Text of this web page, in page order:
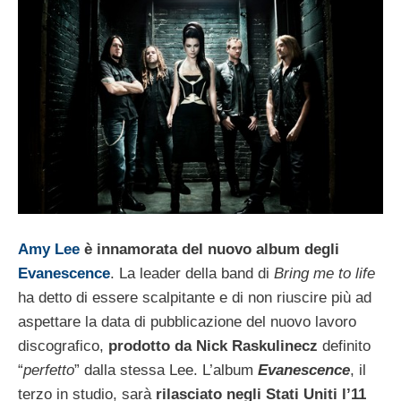
Amy Lee è innamorata del nuovo album degli
Evanescence. La leader della band di Bring me to life
ha detto di essere scalpitante e di non riuscire più ad
aspettare la data di pubblicazione del nuovo lavoro
discografico, prodotto da Nick Raskulinecz definito
“perfetto” dalla stessa Lee. L’album Evanescence, il
terzo in studio, sarà rilasciato negli Stati Uniti l’11